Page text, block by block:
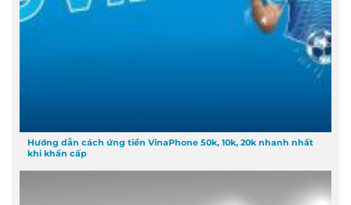
Hướng dẫn cách ứng tiền VinaPhone 50k, 10k, 20k nhanh nhất
khi khẩn cấp